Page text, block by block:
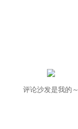
评论沙发是我的～